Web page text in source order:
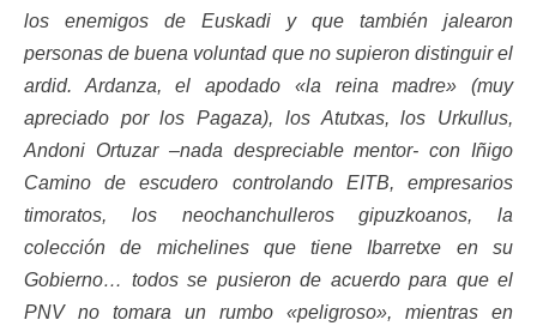
los enemigos de Euskadi y que también jalearon
personas de buena voluntad que no supieron distinguir el
ardid. Ardanza, el apodado «la reina madre» (muy
apreciado por los Pagaza), los Atutxas, los Urkullus,
Andoni Ortuzar –nada despreciable mentor- con Iñigo
Camino de escudero controlando EITB, empresarios
timoratos, los neochanchulleros gipuzkoanos, la
colección de michelines que tiene Ibarretxe en su
Gobierno… todos se pusieron de acuerdo para que el
PNV no tomara un rumbo «peligroso», mientras en